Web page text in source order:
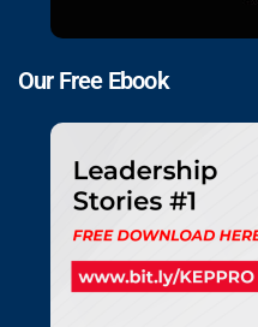
Our Free Ebook